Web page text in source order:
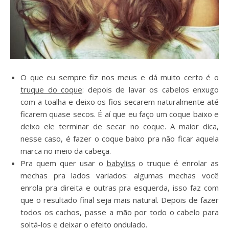
O que eu sempre fiz nos meus e dá muito certo é o
truque do coque: depois de lavar os cabelos enxugo
com a toalha e deixo os fios secarem naturalmente até
ficarem quase secos. É aí que eu faço um coque baixo e
deixo ele terminar de secar no coque. A maior dica,
nesse caso, é fazer o coque baixo pra não ficar aquela
marca no meio da cabeça.
Pra quem quer usar o babyliss o truque é enrolar as
mechas pra lados variados: algumas mechas você
enrola pra direita e outras pra esquerda, isso faz com
que o resultado final seja mais natural. Depois de fazer
todos os cachos, passe a mão por todo o cabelo para
soltá-los e deixar o efeito ondulado.